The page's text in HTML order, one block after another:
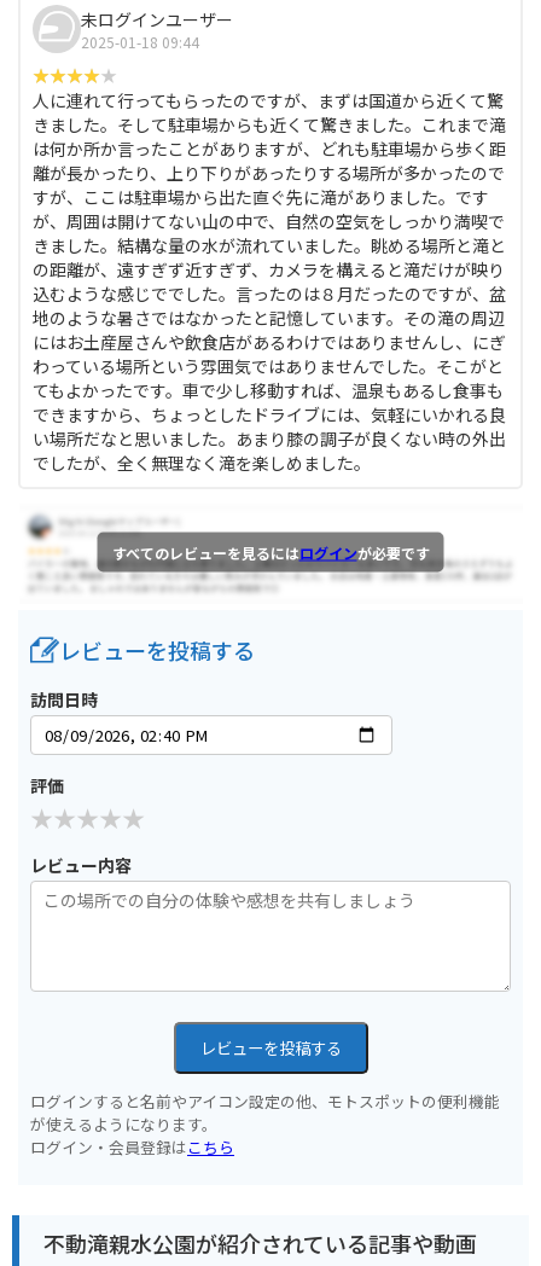
未ログインユーザー
2025-01-18 09:44
人に連れて行ってもらったのですが、まずは国道から近くて驚
きました。そして駐車場からも近くて驚きました。これまで滝
は何か所か言ったことがありますが、どれも駐車場から歩く距
離が長かったり、上り下りがあったりする場所が多かったので
すが、ここは駐車場から出た直ぐ先に滝がありました。です
が、周囲は開けてない山の中で、自然の空気をしっかり満喫で
きました。結構な量の水が流れていました。眺める場所と滝と
の距離が、遠すぎず近すぎず、カメラを構えると滝だけが映り
込むような感じででした。言ったのは８月だったのですが、盆
地のような暑さではなかったと記憶しています。その滝の周辺
にはお土産屋さんや飲食店があるわけではありませんし、にぎ
わっている場所という雰囲気ではありませんでした。そこがと
てもよかったです。車で少し移動すれば、温泉もあるし食事も
できますから、ちょっとしたドライブには、気軽にいかれる良
い場所だなと思いました。あまり膝の調子が良くない時の外出
でしたが、全く無理なく滝を楽しめました。
すべてのレビューを見るにはログインが必要です
レビューを投稿する
訪問日時
評価
レビュー内容
レビューを投稿する
ログインすると名前やアイコン設定の他、モトスポットの便利機能
が使えるようになります。
ログイン・会員登録はこちら
不動滝親水公園が紹介されている記事や動画